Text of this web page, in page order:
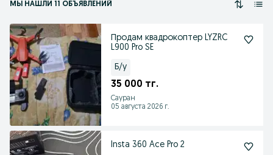
МЫ НАШЛИ 11 ОБЪЯВЛЕНИЙ
Продам квадрокоптер LYZRC
L900 Pro SE
Б/у
35 000 тг.
Сауран
05 августа 2026 г.
Insta 360 Ace Pro 2